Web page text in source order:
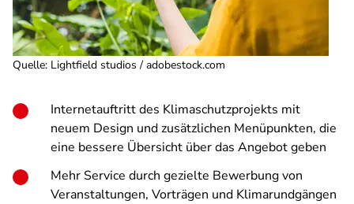
Quelle: Lightfield studios / adobestock.com
Internetauftritt des Klimaschutzprojekts mit
neuem Design und zusätzlichen Menüpunkten, die
eine bessere Übersicht über das Angebot geben
Mehr Service durch gezielte Bewerbung von
Veranstaltungen, Vorträgen und Klimarundgängen